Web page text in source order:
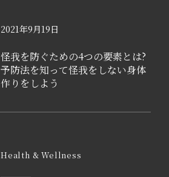
2021年9月19日
怪我を防ぐための4つの要素とは?
予防法を知って怪我をしない身体
作りをしよう
Health & Wellness